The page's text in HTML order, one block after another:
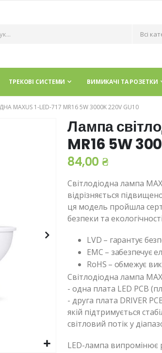
ТРЕКОВІ СИСТЕМИ ВИМИКАЧІ ТА РОЗЕТКИ
MAXUS 1-LED-717 MR16 5W 3000K 220V GU10
Лампа
MR16 5W
84,00 ₴
Світлодіодна лампа
відрізняється
ця модель пройшла
безпеки та
LVD – гарантує
EMC – забезпечує
RoHS – обмежує
Світлодіодна лампа
- одна плата LED PCB
- друга плата DRIVER
якій підтримується
світловий потік у
LED-лампа випромінює